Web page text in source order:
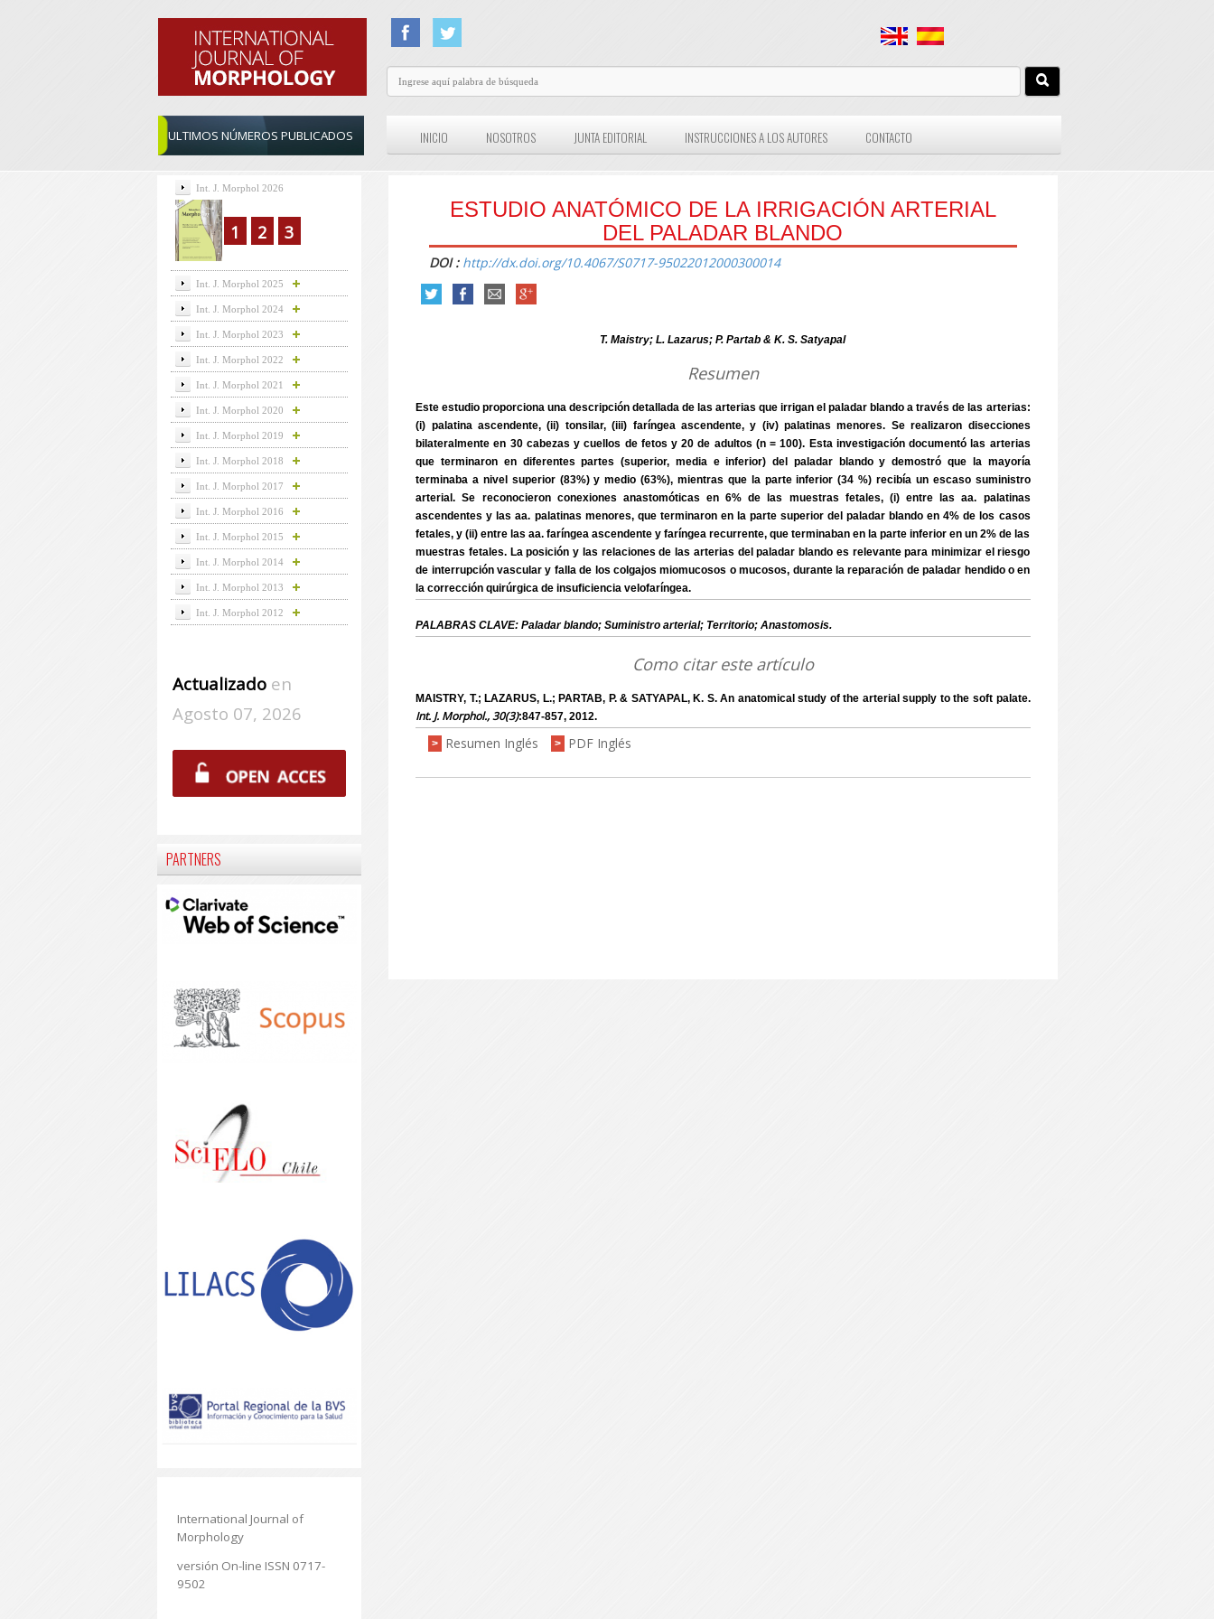
ULTIMOS NÚMEROS PUBLICADOS INICIO NOSOTROS JUNTA EDITORIAL INSTRUCCIONES A LOS AUTORES CONTACTO
ESTUDIO ANATÓMICO DE LA IRRIGACIÓN ARTERIAL
DEL PALADAR BLANDO
DOI : http://dx.doi.org/10.4067/S0717-95022012000300014
T. Maistry; L. Lazarus; P. Partab & K. S. Satyapal
Resumen
Este estudio proporciona una descripción detallada de las arterias que irrigan el paladar blando a través de las arterias:
(i) palatina ascendente, (ii) tonsilar, (iii) faríngea ascendente, y (iv) palatinas menores. Se realizaron disecciones
bilateralmente en 30 cabezas y cuellos de fetos y 20 de adultos (n = 100). Esta investigación documentó las arterias
que terminaron en diferentes partes (superior, media e inferior) del paladar blando y demostró que la mayoría
terminaba a nivel superior (83%) y medio (63%), mientras que la parte inferior (34 %) recibía un escaso suministro
arterial. Se reconocieron conexiones anastomóticas en 6% de las muestras fetales, (i) entre las aa. palatinas
ascendentes y las aa. palatinas menores, que terminaron en la parte superior del paladar blando en 4% de los casos
fetales, y (ii) entre las aa. faríngea ascendente y faríngea recurrente, que terminaban en la parte inferior en un 2% de las
muestras fetales. La posición y las relaciones de las arterias del paladar blando es relevante para minimizar el riesgo
de interrupción vascular y falla de los colgajos miomucosos o mucosos, durante la reparación de paladar hendido o en
la corrección quirúrgica de insuficiencia velofaríngea.
PALABRAS CLAVE: Paladar blando; Suministro arterial; Territorio; Anastomosis.
Como citar este artículo
MAISTRY, T.; LAZARUS, L.; PARTAB, P. & SATYAPAL, K. S. An anatomical study of the arterial supply to the soft palate.
Int. J. Morphol., 30(3):847-857, 2012.
> Resumen Inglés > PDF Inglés
Int. J. Morphol 2026
1 2 3
Int. J. Morphol 2025
Int. J. Morphol 2024
Int. J. Morphol 2023
Int. J. Morphol 2022
Int. J. Morphol 2021
Int. J. Morphol 2020
Int. J. Morphol 2019
Int. J. Morphol 2018
Int. J. Morphol 2017
Int. J. Morphol 2016
Int. J. Morphol 2015
Int. J. Morphol 2014
Int. J. Morphol 2013
Int. J. Morphol 2012
Actualizadoen
Agosto 07, 2026
PARTNERS
International Journal of
Morphology
versión On-line ISSN 0717-
9502